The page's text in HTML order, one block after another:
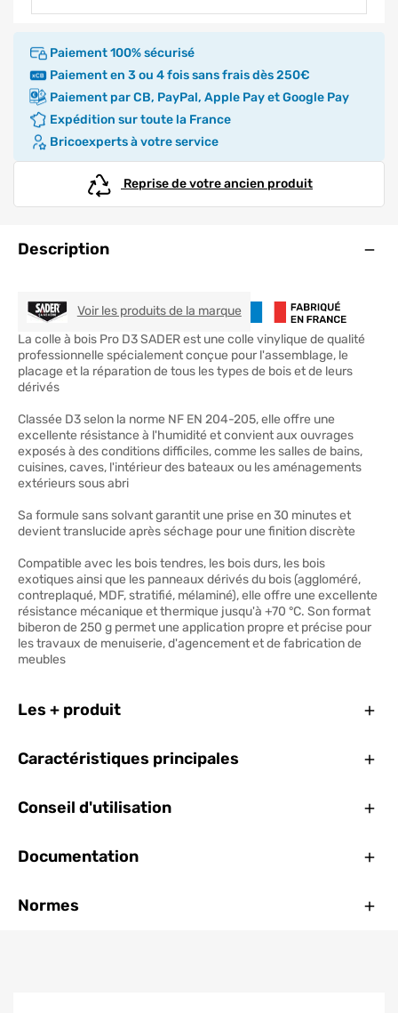
Paiement 100% sécurisé
Paiement en 3 ou 4 fois sans frais dès 250€
Paiement par CB, PayPal, Apple Pay et Google Pay
Expédition sur toute la France
Bricoexperts à votre service
Reprise de votre ancien produit
Description
Voir les produits de la marqueSADER
La colle à bois Pro D3 SADER est une colle vinylique de qualité
professionnelle spécialement conçue pour l'assemblage, le
placage et la réparation de tous les types de bois et de leurs
dérivés
Classée D3 selon la norme NF EN 204-205, elle offre une
excellente résistance à l'humidité et convient aux ouvrages
exposés à des conditions difficiles, comme les salles de bains,
cuisines, caves, l'intérieur des bateaux ou les aménagements
extérieurs sous abri
Sa formule sans solvant garantit une prise en 30 minutes et
devient translucide après séchage pour une finition discrète
Compatible avec les bois tendres, les bois durs, les bois
exotiques ainsi que les panneaux dérivés du bois (aggloméré,
contreplaqué, MDF, stratifié, mélaminé), elle offre une excellente
résistance mécanique et thermique jusqu'à +70 °C. Son format
biberon de 250 g permet une application propre et précise pour
les travaux de menuiserie, d'agencement et de fabrication de
meubles
Les + produit
Caractéristiques principales
Conseil d'utilisation
Documentation
Normes